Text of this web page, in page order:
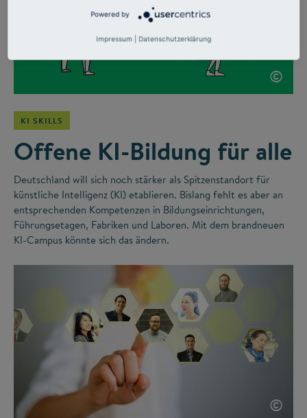
©
KI SKILLS
Offene KI-Bildung für alle
Deutschland will sich noch stärker als Spitzenstandort für
künstliche Intelligenz (KI) etablieren. Bislang fehlt es aber an
entsprechenden Kompetenzen in Bildungseinrichtungen,
Führungsetagen, Fabriken und Laboren. Mit dem brandneuen
KI-Campus könnte sich das ändern.
©
Powered by
Impressum Datenschutzerklärung